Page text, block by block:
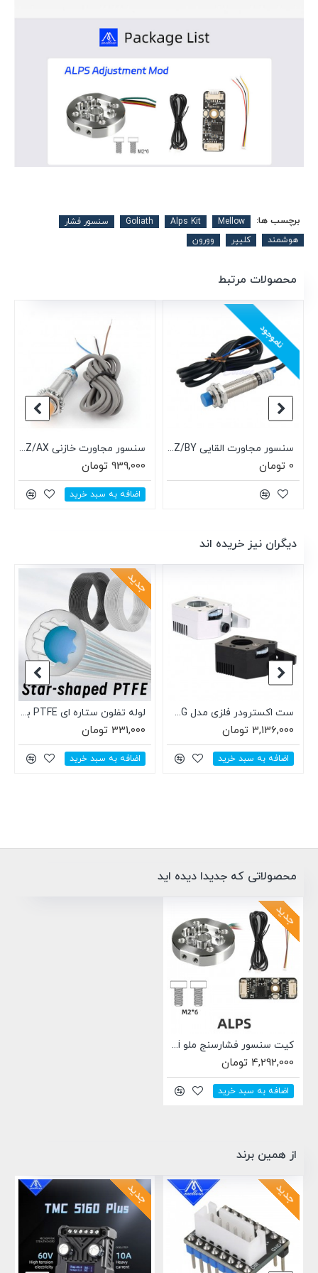
برچسب ها: Mellow
Alps Kit
Goliath
سنسور فشار
هوشمند
کلیپر وورون
محصولات مرتبط
ناموجود
سنسور مجاورت القایی LJ12A3-4-Z/BY
0 تومان
سنسور مجاورت خازنی LJC18A3-B-Z/AX
939,000 تومان
اضافه به سبد خرید
دیگران نیز خریده اند
ست اکسترودر فلزی مدل Bondtech BMG با پولی دو گانه (فیلامنت 1.75mm)
3,136,000 تومان
اضافه به سبد خرید
جدید
لوله تفلون ستاره ای PTFE با قطرخارجی4 و قطر داخلی2.2 شفاف خاکستری
331,000 تومان
اضافه به سبد خرید
محصولاتی که جدیدا دیده اید
جدید
کیت سنسور فشارسنج ملو Mellow Alps Ki
4,292,000 تومان
اضافه به سبد خرید
از همین برند
جدید جدید